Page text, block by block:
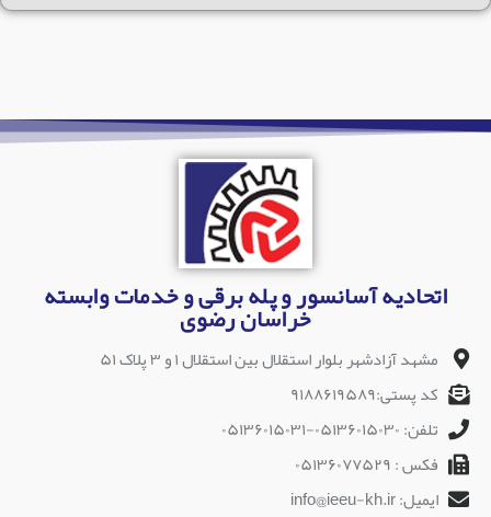
اتحادیه آسانسور و پله برقی و خدمات وابسته
خراسان رضوی
مشهد آزادشهر بلوار استقلال بین استقلال ۱ و ۳ پلاک ۵۱
کد پستی:۹۱۸۸۶۱۹۵۸۹
تلفن: ۰۵۱۳۶۰۱۵۰۳۰-۰۵۱۳۶۰۱۵۰۳۱
فکس : ۰۵۱۳۶۰۷۷۵۲۹
ایمیل: info@ieeu-kh.ir